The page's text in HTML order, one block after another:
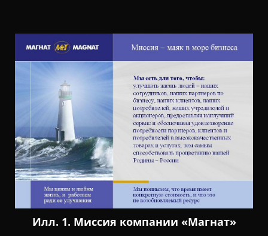
Илл. 1. Миссия компании «Магнат»